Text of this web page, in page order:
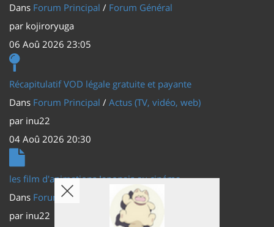
Dans Forum Principal / Forum Général
par kojiroryuga
06 Aoû 2026 23:05
Récapitulatif VOD légale gratuite et payante
Dans Forum Principal / Actus (TV, vidéo, web)
par inu22
04 Aoû 2026 20:30
les film d'animations Japonais au cinéma
Dans Forum Principal
Actus (TV, vidéo, web)
par inu22